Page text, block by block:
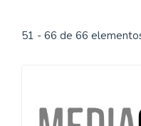
51 - 66 de 66